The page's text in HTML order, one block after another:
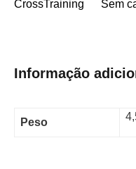
CrossTraining
Sem
Informação
Peso